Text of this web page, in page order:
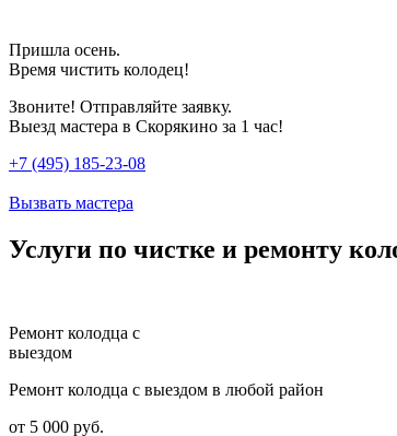
Пришла осень.
Время чистить колодец!
Звоните! Отправляйте заявку.
Выезд мастера в Скорякино за 1 час!
+7 (495) 185-23-08
Вызвать мастера
Услуги по чистке и ремонту
Ремонт колодца с
выездом
Ремонт колодца с выездом в любой район
от 5 000 руб.